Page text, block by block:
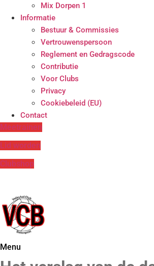
Mix Dorpen 1
Informatie
Bestuur & Commissies
Vertrouwenspersoon
Reglement en Gedragscode
Contributie
Voor Clubs
Privacy
Cookiebeleid (EU)
Contact
Meetrainen
Lid worden
Clubshop
Menu